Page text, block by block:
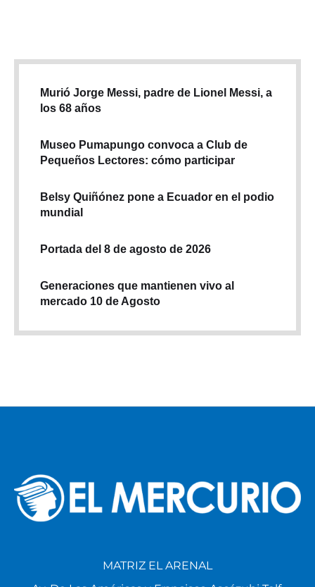
Murió Jorge Messi, padre de Lionel Messi, a
los 68 años
Museo Pumapungo convoca a Club de
Pequeños Lectores: cómo participar
Belsy Quiñónez pone a Ecuador en el podio
mundial
Portada del 8 de agosto de 2026
Generaciones que mantienen vivo al
mercado 10 de Agosto
MATRIZ EL ARENAL